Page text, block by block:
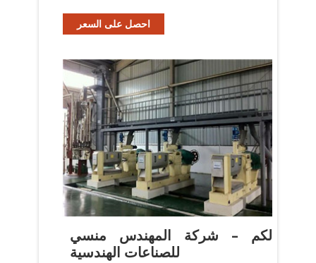
الهندسيه و ...
احصل على السعر
لكم – شركة المهندس منسي
للصناعات الهندسية